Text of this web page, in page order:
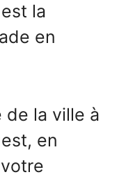
la
en
de la ville à
en